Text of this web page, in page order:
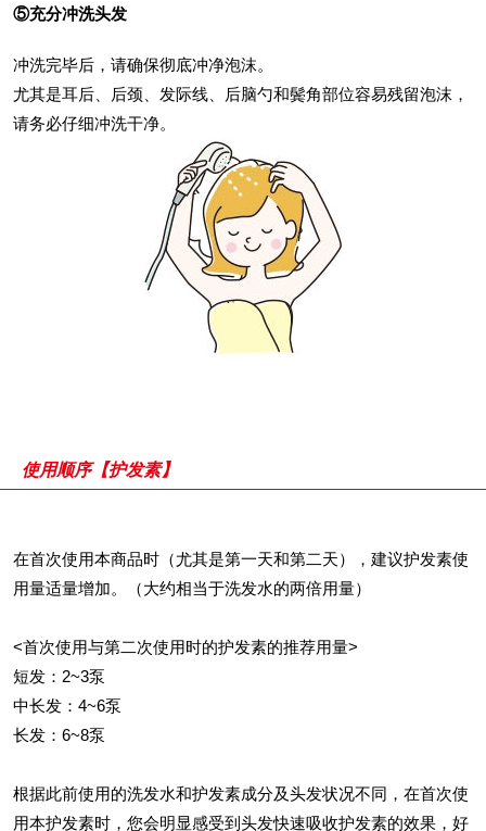
⑤充分冲洗头发
冲洗完毕后，请确保彻底冲净泡沫。
尤其是耳后、后颈、发际线、后脑勺和鬓角部位容易残留泡沫，
请务必仔细冲洗干净。
使用顺序【护发素】
在首次使用本商品时（尤其是第一天和第二天），建议护发素使
用量适量增加。（大约相当于洗发水的两倍用量）
<首次使用与第二次使用时的护发素的推荐用量>
短发：2~3泵
中长发：4~6泵
长发：6~8泵
根据此前使用的洗发水和护发素成分及头发状况不同，在首次使
用本护发素时，您会明显感受到头发快速吸收护发素的效果，好